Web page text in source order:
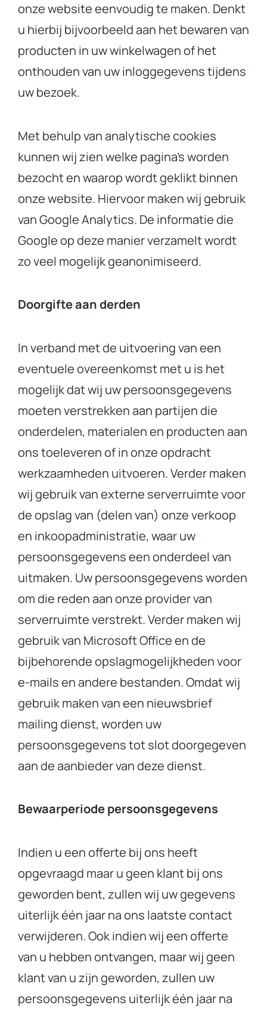
onze website eenvoudig te maken. Denkt
u hierbij bijvoorbeeld aan het bewaren van
producten in uw winkelwagen of het
onthouden van uw inloggegevens tijdens
uw bezoek.
Met behulp van analytische cookies
kunnen wij zien welke pagina’s worden
bezocht en waarop wordt geklikt binnen
onze website. Hiervoor maken wij gebruik
van Google Analytics. De informatie die
Google op deze manier verzamelt wordt
zo veel mogelijk geanonimiseerd.
Doorgifte aan derden
In verband met de uitvoering van een
eventuele overeenkomst met u is het
mogelijk dat wij uw persoonsgegevens
moeten verstrekken aan partijen die
onderdelen, materialen en producten aan
ons toeleveren of in onze opdracht
werkzaamheden uitvoeren. Verder maken
wij gebruik van externe serverruimte voor
de opslag van (delen van) onze verkoop
en inkoopadministratie, waar uw
persoonsgegevens een onderdeel van
uitmaken. Uw persoonsgegevens worden
om die reden aan onze provider van
serverruimte verstrekt. Verder maken wij
gebruik van Microsoft Office en de
bijbehorende opslagmogelijkheden voor
e-mails en andere bestanden. Omdat wij
gebruik maken van een nieuwsbrief
mailing dienst, worden uw
persoonsgegevens tot slot doorgegeven
aan de aanbieder van deze dienst.
Bewaarperiode persoonsgegevens
Indien u een offerte bij ons heeft
opgevraagd maar u geen klant bij ons
geworden bent, zullen wij uw gegevens
uiterlijk één jaar na ons laatste contact
verwijderen. Ook indien wij een offerte
van u hebben ontvangen, maar wij geen
klant van u zijn geworden, zullen uw
persoonsgegevens uiterlijk één jaar na